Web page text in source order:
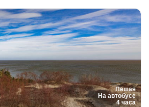
Пешая
На автобусе
4 часа